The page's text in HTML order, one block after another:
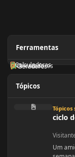
Ferramentas
Geradores
Orientadores
Calculadoras
Tópicos
ciclo de dianabol ,deca e
ciclo
Um